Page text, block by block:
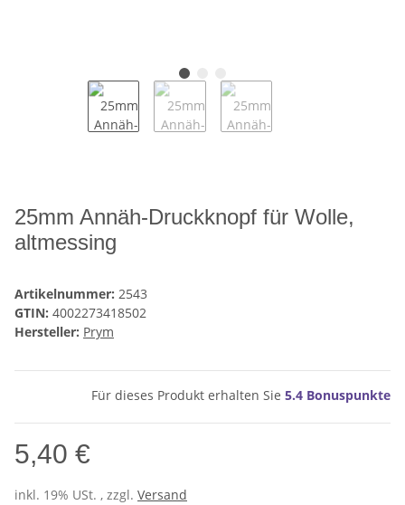
25mm Annäh-Druckknopf für Wolle,
altmessing
Artikelnummer: 2543
GTIN: 4002273418502
Hersteller: Prym
Für dieses Produkt erhalten Sie 5.4 Bonuspunkte
5,40 €
inkl. 19% USt. , zzgl. Versand